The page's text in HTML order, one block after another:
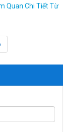
Quan Chi Tiết Từ